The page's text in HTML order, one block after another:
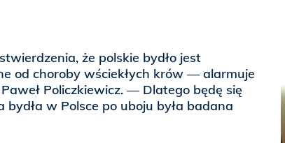
że polskie bydło jest
od choroby wściekłych krów — alarmuje
Policzkiewicz. — Dlatego będę się
bydła w Polsce po uboju była badana